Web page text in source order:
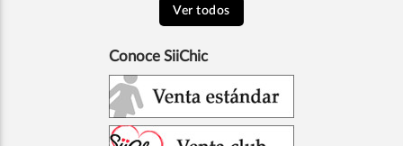
Ver todos
Conoce SiiChic